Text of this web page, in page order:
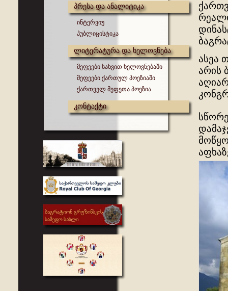
პრესა და ანალიტიკა
ინტერვიუ
პუბლიცისტიკა
ლიტერატურა და ხელოვნება
მეფეები სახვით ხელოვნებაში
მეფეები ქართულ პოეზიაში
ქართველ მეფეთა პოეზია
კონტაქტი
ასეა
არის